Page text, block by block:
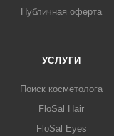
Публичная оферта
УСЛУГИ
Поиск косметолога
FloSal Hair
FloSal Eyes